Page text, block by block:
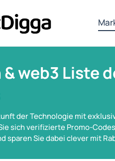
web3 Liste
der Technologie mit
sich verifizierte Promo-
sparen Sie dabei clever mit